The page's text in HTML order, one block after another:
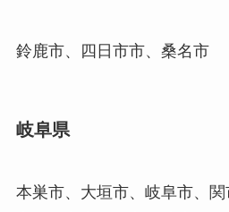
鈴鹿市、四日市市、桑名市
岐阜県
本巣市、大垣市、岐阜市、